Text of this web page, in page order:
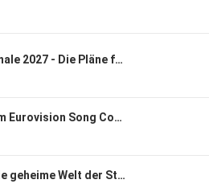
Das deutsche Finale 2027 - Die Pläne für den Vorentscheid zum Eurovision Song Contest
Kanada nimmt am Eurovision Song Contest 2027 teil
ESC BITE #26: Die geheime Welt der Stagings beim Eurovision Song Contest (mit Kaleen)